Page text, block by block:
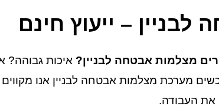
– ייעוץ חינם
מצלמות אבטחה לבניין? איכות גבוהה?
מערכת מצלמות אבטחה לבניין אנו
את העבודה.